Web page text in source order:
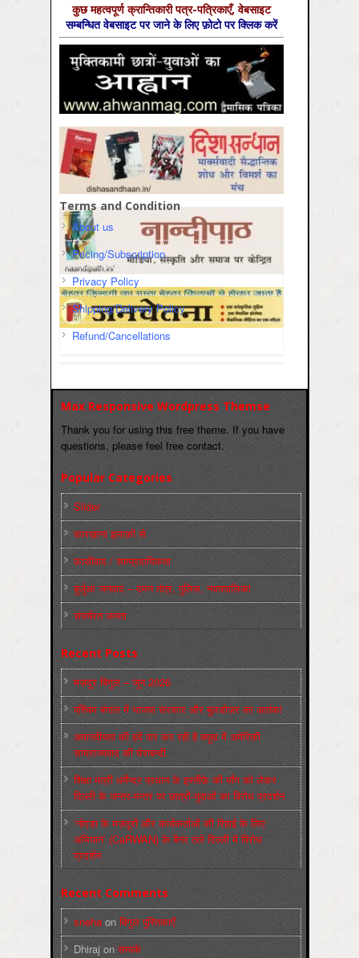
कुछ महत्‍वपूर्ण क्रान्तिकारी पत्र-पत्रिकाएँ, वेबसाइट
सम्‍बन्धित वेबसाइट पर जाने के लिए फ़ोटो पर क्लिक करें
Terms and Condition
About us
Pricing/Subscription
Privacy Policy
Shipping/Delivery Policy
Refund/Cancellations
Max Responsive Wordpress Themse
Thank you for using this free theme. If you have
questions, please feel free contact.
Popular Categories
Slider
कारख़ाना इलाक़ों से
फ़ासीवाद / साम्‍प्रदायिकता
बुर्जुआ जनवाद – दमन तंत्र, पुलिस, न्‍यायपालिका
संघर्षरत जनता
Recent Posts
मज़दूर बिगुल – जून 2026
पश्चिम बंगाल में भाजपा सरकार और बुलडोज़र का आतंक!
अमानवीयता की हदें पार कर रही है क्यूबा में अमेरिकी
साम्राज्यवाद की घेराबन्दी
शिक्षा मंत्री धर्मेन्द्र प्रधान के इस्तीफ़े की माँग को लेकर
दिल्ली के जन्तर-मन्तर पर छात्रों-युवाओं का विरोध प्रदर्शन
‘नोएडा के मज़दूरों और कार्यकर्ताओं की रिहाई के लिए
अभियान’ (CaRWAN) के बैनर तले दिल्ली में विरोध
प्रदर्शन
Recent Comments
sneha on बिगुल पुस्तिकाएँ
Dhiraj on सम्पर्क